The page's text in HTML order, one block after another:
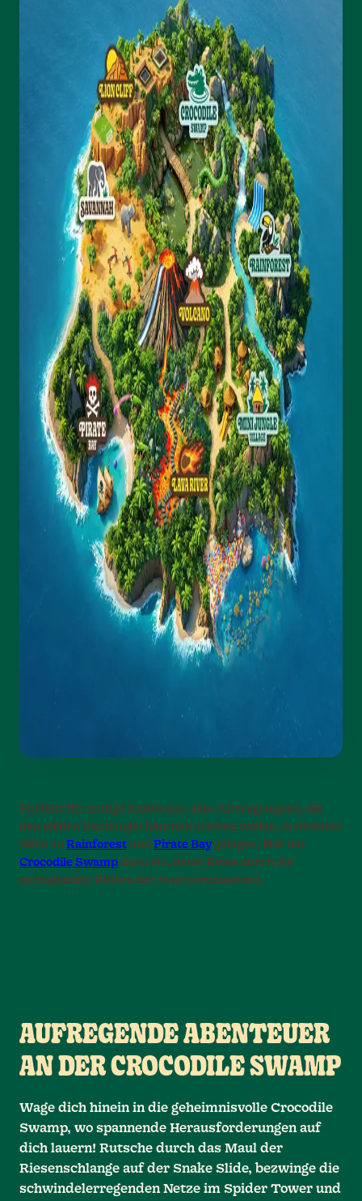
Perfekt für mutige Entdecker aller Altersgruppen, die
den wilden Dschungel hautnah erleben wollen. In direkter
Nähe zu Rainforest und Pirate Bay gelegen, lädt der
Crocodile Swamp dazu ein, deine Reise durch die
aufregenden Welten der Insel fortzusetzen.
AUFREGENDE ABENTEUER
AN DER CROCODILE SWAMP
Wage dich hinein in die geheimnisvolle Crocodile
Swamp, wo spannende Herausforderungen auf
dich lauern! Rutsche durch das Maul der
Riesenschlange auf der Snake Slide, bezwinge die
schwindelerregenden Netze im Spider Tower und